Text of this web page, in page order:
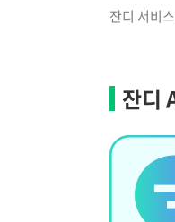
잔디 서비
잔디